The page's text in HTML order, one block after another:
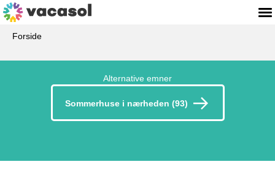
Forside
Alternative emner
Sommerhuse i nærheden (93)